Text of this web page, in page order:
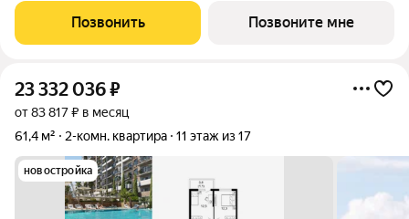
подогреваемыми бассейнами, что соответствуют стандартам
бизнес-класса. Аквазона объединяет взрослый и
Позвонить Позвоните мне
23 332 036₽
от 83 817 ₽ в месяц
61,4 м²
2-комн. квартира 11 этаж из 17
новостройка